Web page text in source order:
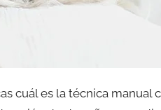
cuál es la técnica manual